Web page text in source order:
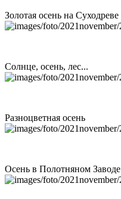
Золотая осень на Суходреве
Солнце, осень, лес...
Разноцветная осень
Осень в Полотняном Заводе